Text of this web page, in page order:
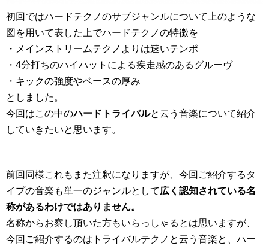
初回ではハードテクノのサブジャンルについて上のような
図を用いて表した上でハードテクノの特徴を
・メインストリームテクノよりは速いテンポ
・4分打ちのハイハットによる疾走感のあるグルーヴ
・キックの強度やベースの厚み
としました。
今回はこの中のハードトライバルと云う音楽について紹介
していきたいと思います。
前回同様これもまた注釈になりますが、今回ご紹介するタ
イプの音楽も単一のジャンルとして広く認知されている名
称があるわけではありません。
名称からお察し頂いた方もいらっしゃるとは思いますが、
今回ご紹介するのはトライバルテクノと云う音楽と、ハー